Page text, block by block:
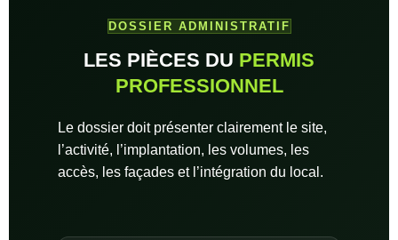
DOSSIER ADMINISTRATIF
LES PIÈCES DU PERMIS
PROFESSIONNEL
Le dossier doit présenter clairement le site,
l’activité, l’implantation, les volumes, les
accès, les façades et l’intégration du local.